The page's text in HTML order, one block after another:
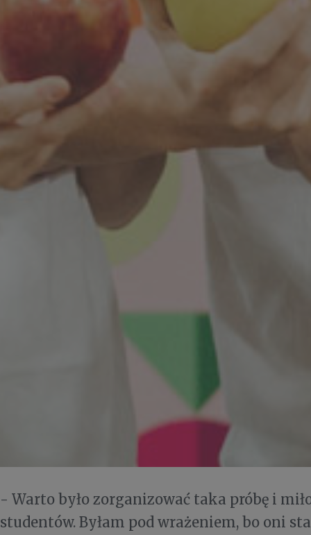
- Warto było zorganizować taka próbę i
studentów. Byłam pod wrażeniem, bo oni